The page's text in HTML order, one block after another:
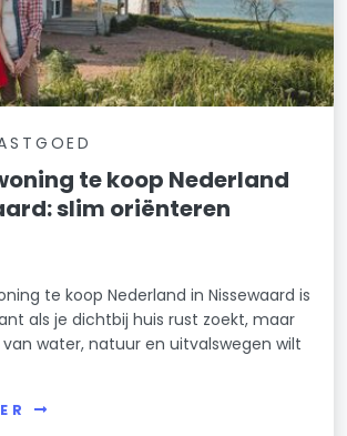
te koop Nederland
slim oriënteren
te koop Nederland in Nissewaard is
als je dichtbij huis rust zoekt, maar
water, natuur en uitvalswegen wilt